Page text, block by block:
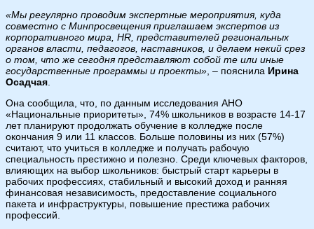
«Мы регулярно проводим экспертные мероприятия, куда
совместно с Минпросвещения приглашаем экспертов из
корпоративного мира, HR , представителей региональных
органов власти, педагогов, наставников, и делаем некий срез
о том, что же сегодня представляют собой те или иные
государственные программы и проекты» , – пояснила Ирина
Осадчая
Она сообщила, что, по данным исследования АНО
«Национальные приоритеты», 74% школьников в возрасте 14-17
лет планируют продолжать обучение в колледже после
окончания 9 или 11 классов. Больше половины из них (57%)
считают, что учиться в колледже и получать рабочую
специальность престижно и полезно. Среди ключевых факторов,
влияющих на выбор школьников: быстрый старт карьеры в
рабочих профессиях, стабильный и высокий доход и ранняя
финансовая независимость, предоставление социального
пакета и инфраструктуры, повышение престижа рабочих
профессий.